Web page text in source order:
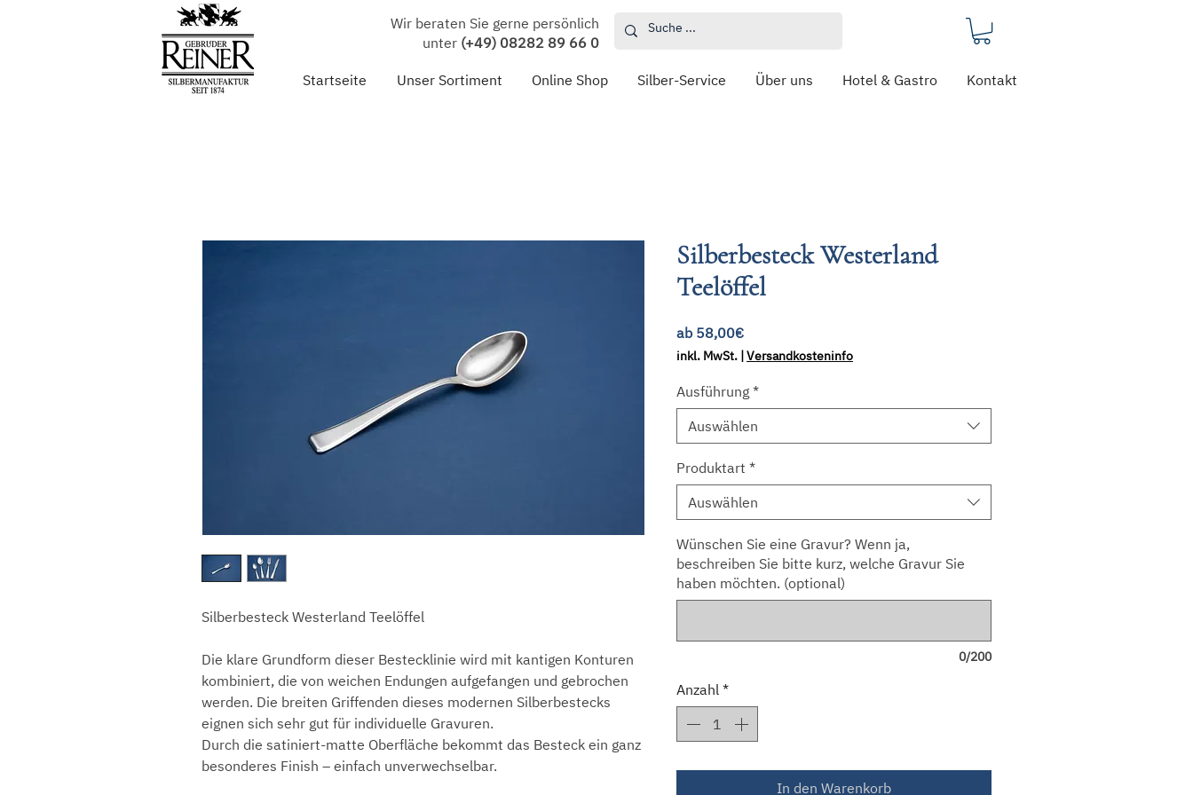
Wir beraten Sie gerne persönlich
unter (+49) 08282 89 66 0
Startseite Unser Sortiment Online Shop Silber-Service Über uns Hotel & Gastro Kontakt
Silberbesteck Westerland Teelöffel
Die klare Grundform dieser Bestecklinie wird mit kantigen Konturen
kombiniert, die von weichen Endungen aufgefangen und gebrochen
werden. Die breiten Griffenden dieses modernen Silberbestecks
eignen sich sehr gut für individuelle Gravuren.
Durch die satiniert-matte Oberfläche bekommt das Besteck ein ganz
besonderes Finish – einfach unverwechselbar.
Silberbesteck Westerland
Teelöffel
ab 58,00€Sale-
Preis
inkl. MwSt. |Versandkosteninfo
Ausführung *
Auswählen
Produktart *
Auswählen
Wünschen Sie eine Gravur? Wenn ja,
beschreiben Sie bitte kurz, welche Gravur Sie
haben möchten. (optional)
0/200
Anzahl *
In den Warenkorb